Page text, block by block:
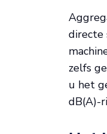
directe
zelfs
u het
dB(A)-